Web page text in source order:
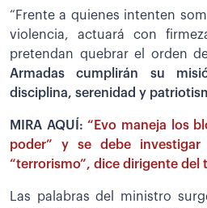
“Frente a quienes intenten
violencia, actuará con
pretendan quebrar el orden
Armadas cumplirán su
disciplina, serenidad y
MIRA AQUÍ:“Evo maneja los
poder” y se debe
“terrorismo”, dice dirigente del
Las palabras del ministro